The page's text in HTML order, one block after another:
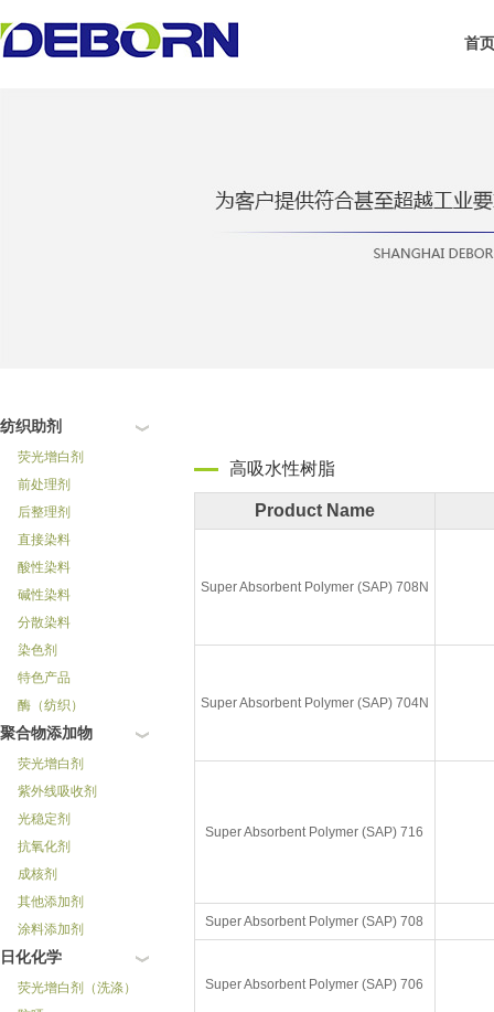
首页
纺织助剂
荧光增白剂
前处理剂
后整理剂
直接染料
酸性染料
碱性染料
分散染料
染色剂
特色产品
酶（纺织）
聚合物添加物
荧光增白剂
紫外线吸收剂
光稳定剂
抗氧化剂
成核剂
其他添加剂
涂料添加剂
日化化学
荧光增白剂（洗涤）
高吸水性树脂
Product Name
Super Absorbent Polymer (SAP) 708N
Super Absorbent Polymer (SAP) 704N
Super Absorbent Polymer (SAP) 716
Super Absorbent Polymer (SAP) 708
Super Absorbent Polymer (SAP) 706